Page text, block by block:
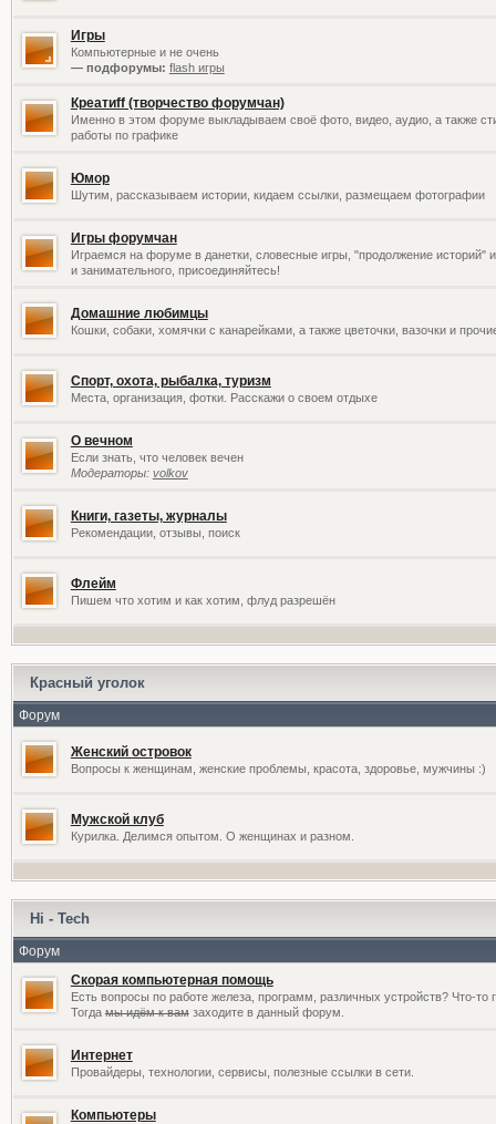
Игры
Компьютерные и не очень
— подфорумы: flash игры
Креатиff (творчество форумчан)
Именно в этом форуме выкладываем своё фото, видео, аудио, а также
работы по графике
Юмор
Шутим, рассказываем истории, кидаем ссылки, размещаем фотографии
Игры форумчан
Играемся на форуме в данетки, словесные игры, "продолжение историй"
и занимательного, присоединяйтесь!
Домашние любимцы
Кошки, собаки, хомячки с канарейками, а также цветочки, вазочки и
Спорт, охота, рыбалка, туризм
Места, организация, фотки. Расскажи о своем отдыхе
О вечном
Если знать, что человек вечен
Модераторы: volkov
Книги, газеты, журналы
Рекомендации, отзывы, поиск
Флейм
Пишем что хотим и как хотим, флуд разрешён
Красный уголок
Форум
Женский островок
Вопросы к женщинам, женские проблемы, красота, здоровье, мужчины :)
Мужской клуб
Курилка. Делимся опытом. О женщинах и разном.
Hi - Tech
Форум
Скорая компьютерная помощь
Есть вопросы по работе железа, программ, различных устройств? Что-то
Тогдамы идём к вамзаходите в данный форум.
Интернет
Провайдеры, технологии, сервисы, полезные ссылки в сети.
Компьютеры